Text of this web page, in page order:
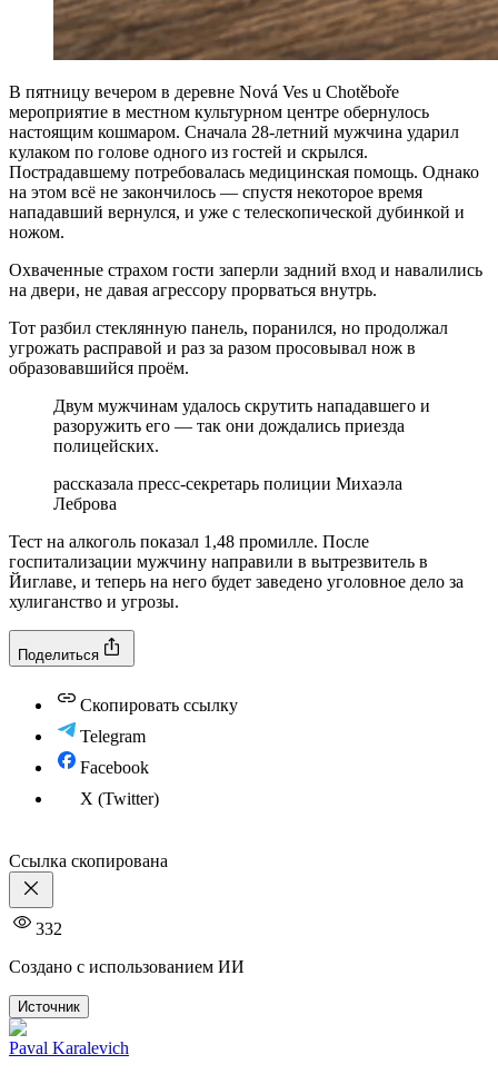
В пятницу вечером в деревне Nová Ves u Chotěboře
мероприятие в местном культурном центре обернулось
настоящим кошмаром. Сначала 28-летний мужчина ударил
кулаком по голове одного из гостей и скрылся.
Пострадавшему потребовалась медицинская помощь. Однако
на этом всё не закончилось — спустя некоторое время
нападавший вернулся, и уже с телескопической дубинкой и
ножом.
Охваченные страхом гости заперли задний вход и навалились
на двери, не давая агрессору прорваться внутрь.
Тот разбил стеклянную панель, поранился, но продолжал
угрожать расправой и раз за разом просовывал нож в
образовавшийся проём.
Двум мужчинам удалось скрутить нападавшего и
разоружить его — так они дождались приезда
полицейских.
рассказала пресс-секретарь полиции Михаэла
Леброва
Тест на алкоголь показал 1,48 промилле. После
госпитализации мужчину направили в вытрезвитель в
Йиглаве, и теперь на него будет заведено уголовное дело за
хулиганство и угрозы.
Поделиться
Скопировать ссылку
Telegram
Facebook
X (Twitter)
Ссылка скопирована
332
Создано с использованием ИИ
Источник
Paval Karalevich